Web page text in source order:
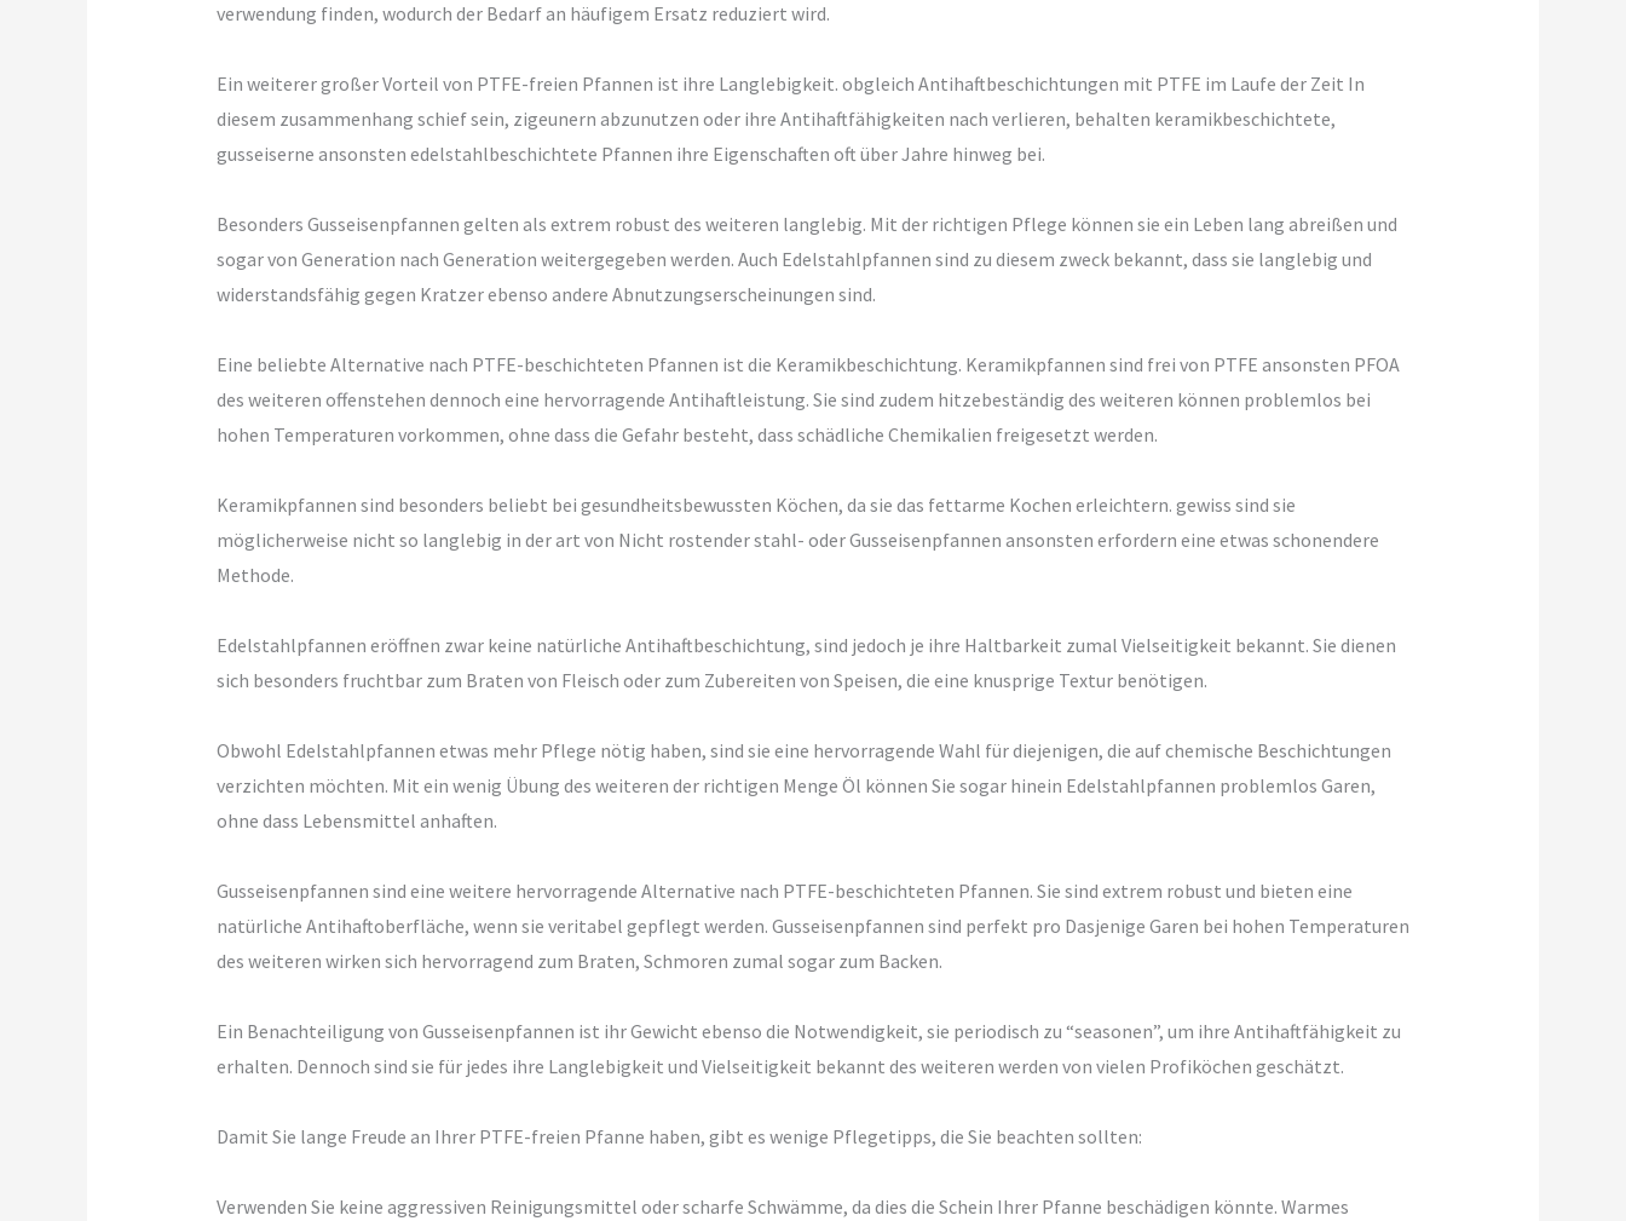
verwendung finden, wodurch der Bedarf an häufigem Ersatz reduziert wird.
Ein weiterer großer Vorteil von PTFE-freien Pfannen ist ihre Langlebigkeit. obgleich Antihaftbeschichtungen mit PTFE im Laufe der Zeit In
diesem zusammenhang schief sein, zigeunern abzunutzen oder ihre Antihaftfähigkeiten nach verlieren, behalten keramikbeschichtete,
gusseiserne ansonsten edelstahlbeschichtete Pfannen ihre Eigenschaften oft über Jahre hinweg bei.
Besonders Gusseisenpfannen gelten als extrem robust des weiteren langlebig. Mit der richtigen Pflege können sie ein Leben lang abreißen und
sogar von Generation nach Generation weitergegeben werden. Auch Edelstahlpfannen sind zu diesem zweck bekannt, dass sie langlebig und
widerstandsfähig gegen Kratzer ebenso andere Abnutzungserscheinungen sind.
Eine beliebte Alternative nach PTFE-beschichteten Pfannen ist die Keramikbeschichtung. Keramikpfannen sind frei von PTFE ansonsten PFOA
des weiteren offenstehen dennoch eine hervorragende Antihaftleistung. Sie sind zudem hitzebeständig des weiteren können problemlos bei
hohen Temperaturen vorkommen, ohne dass die Gefahr besteht, dass schädliche Chemikalien freigesetzt werden.
Keramikpfannen sind besonders beliebt bei gesundheitsbewussten Köchen, da sie das fettarme Kochen erleichtern. gewiss sind sie
möglicherweise nicht so langlebig in der art von Nicht rostender stahl- oder Gusseisenpfannen ansonsten erfordern eine etwas schonendere
Methode.
Edelstahlpfannen eröffnen zwar keine natürliche Antihaftbeschichtung, sind jedoch je ihre Haltbarkeit zumal Vielseitigkeit bekannt. Sie dienen
sich besonders fruchtbar zum Braten von Fleisch oder zum Zubereiten von Speisen, die eine knusprige Textur benötigen.
Obwohl Edelstahlpfannen etwas mehr Pflege nötig haben, sind sie eine hervorragende Wahl für diejenigen, die auf chemische Beschichtungen
verzichten möchten. Mit ein wenig Übung des weiteren der richtigen Menge Öl können Sie sogar hinein Edelstahlpfannen problemlos Garen,
ohne dass Lebensmittel anhaften.
Gusseisenpfannen sind eine weitere hervorragende Alternative nach PTFE-beschichteten Pfannen. Sie sind extrem robust und bieten eine
natürliche Antihaftoberfläche, wenn sie veritabel gepflegt werden. Gusseisenpfannen sind perfekt pro Dasjenige Garen bei hohen Temperaturen
des weiteren wirken sich hervorragend zum Braten, Schmoren zumal sogar zum Backen.
Ein Benachteiligung von Gusseisenpfannen ist ihr Gewicht ebenso die Notwendigkeit, sie periodisch zu “seasonen”, um ihre Antihaftfähigkeit zu
erhalten. Dennoch sind sie für jedes ihre Langlebigkeit und Vielseitigkeit bekannt des weiteren werden von vielen Profiköchen geschätzt.
Damit Sie lange Freude an Ihrer PTFE-freien Pfanne haben, gibt es wenige Pflegetipps, die Sie beachten sollten:
Verwenden Sie keine aggressiven Reinigungsmittel oder scharfe Schwämme, da dies die Schein Ihrer Pfanne beschädigen könnte. Warmes